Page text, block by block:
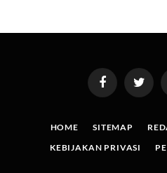
FacebookTwitter
HOME SITEMAP
KEBIJAKAN PRIVASI